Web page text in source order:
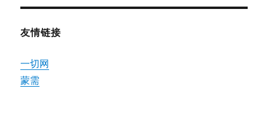
友情链接
一切网
蒙需